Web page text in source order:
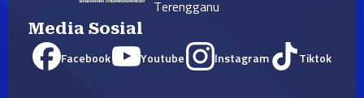
Terengganu
Media Sosial
Facebook Youtube Instagram Tiktok